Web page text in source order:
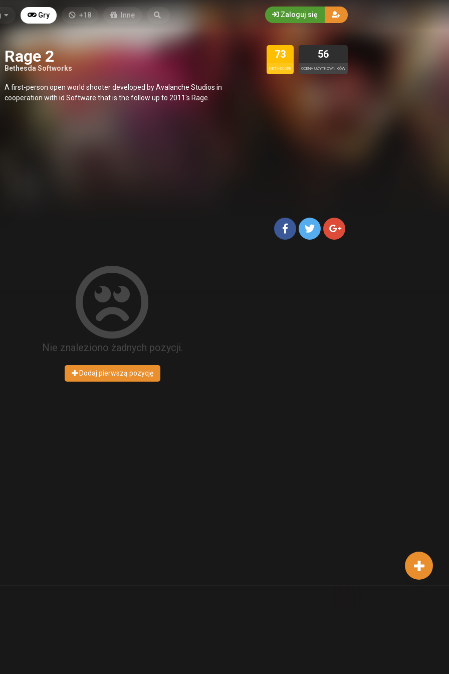
Gry +18 Inne Zaloguj się
Rage 2
Bethesda Softworks
73
METASCORE
56
OCENA UŻYTKOWNIKÓW
A first-person open world shooter developed by Avalanche Studios in
cooperation with id Software that is the follow up to 2011's Rage.
Nie znaleziono żadnych pozycji.
Dodaj pierwszą pozycję